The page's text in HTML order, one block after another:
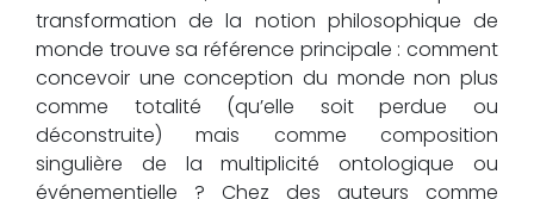
transformation de la notion philosophique de
monde trouve sa référence principale : comment
concevoir une conception du monde non plus
comme totalité (qu’elle soit perdue ou
déconstruite) mais comme composition
singulière de la multiplicité ontologique ou
événementielle ? Chez des auteurs comme